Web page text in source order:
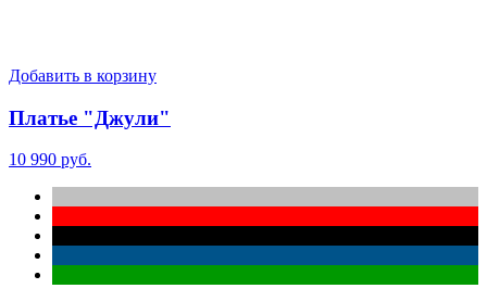
Добавить в корзину
Платье "Джули"
10 990 руб.